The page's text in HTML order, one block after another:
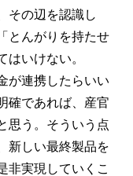
その辺を認識し
とんがりを持たせ
はいけない。
が連携したらいい
確であれば、産官
思う。そういう点
新しい最終製品を
非実現していくこ